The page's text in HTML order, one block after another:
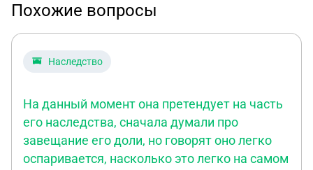
Похожие вопросы
Наследство
На данный момент она претендует на часть
его наследства, сначала думали про
завещание его доли, но говорят оно легко
оспаривается, насколько это легко на самом